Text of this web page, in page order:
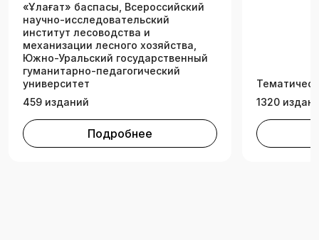
«Ұлағат» баспасы, Всероссийский
научно-исследовательский
институт лесоводства и
механизации лесного хозяйства,
Южно-Уральский государственный
гуманитарно-педагогический
университет
459 изданий
Подробнее
1320